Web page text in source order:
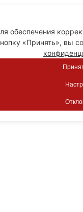
обеспечения
«Принять», вы